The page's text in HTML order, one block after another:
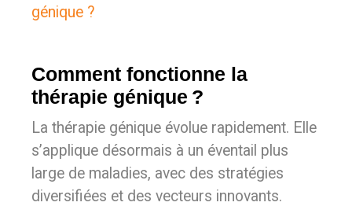
génique ?
Comment fonctionne la
thérapie génique ?
La thérapie génique évolue rapidement. Elle
s’applique désormais à un éventail plus
large de maladies, avec des stratégies
diversifiées et des vecteurs innovants.